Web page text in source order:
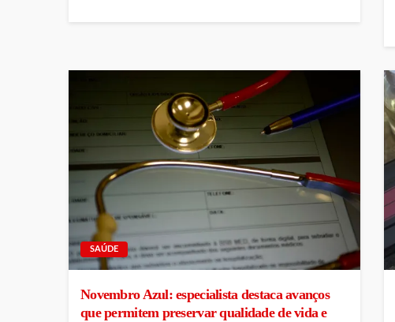
SAÚDE
Novembro Azul: especialista destaca avanços
que permitem preservar qualidade de vida e